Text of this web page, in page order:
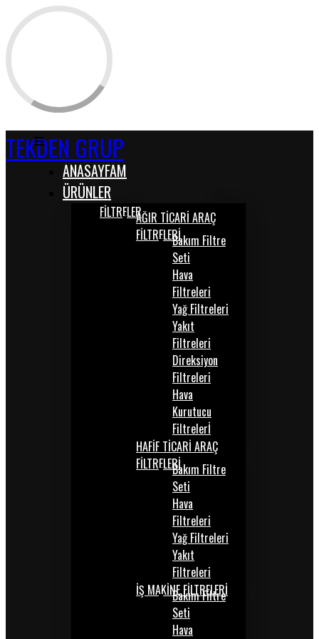
TEKDEN GRUP
ANASAYFAM
ÜRÜNLER
FİLTRELERAĞIR TİCARİ ARAÇ
FİLTRELERİBakım Filtre
Seti
Hava
Filtreleri
Yağ Filtreleri
Yakıt
Filtreleri
Direksiyon
Filtreleri
Hava
Kurutucu
Filtrelerİ
HAFİF TİCARİ ARAÇ
FİLTRELERİBakım Filtre
Seti
Hava
Filtreleri
Yağ Filtreleri
Yakıt
Filtreleri
İŞ MAKİNE FİLTRELERİ
Bakım Filtre
Seti
Hava